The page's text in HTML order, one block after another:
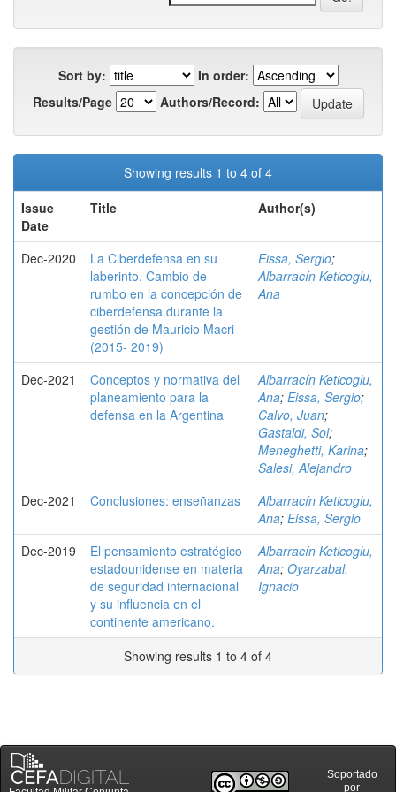
Sort by:
In order:
Results/Page
Authors/Record:
Showing results 1 to 4 of 4
Issue
Date
Title Author(s)
Dec-2020
La Ciberdefensa en su
laberinto. Cambio de
rumbo en la concepción de
ciberdefensa durante la
gestión de Mauricio Macri
(2015- 2019)
Eissa, Sergio;
Albarracín Keticoglu,
Ana
Dec-2021
Conceptos y normativa del
planeamiento para la
defensa en la Argentina
Albarracín Keticoglu,
Ana; Eissa, Sergio;
Calvo, Juan;
Gastaldi, Sol;
Meneghetti, Karina;
Salesi, Alejandro
Dec-2021
Conclusiones: enseñanzas
Albarracín Keticoglu,
Ana; Eissa, Sergio
Dec-2019
El pensamiento estratégico
estadounidense en materia
de seguridad internacional
y su influencia en el
continente americano.
Albarracín Keticoglu,
Ana; Oyarzabal,
Ignacio
Showing results 1 to 4 of 4
Soportado
por